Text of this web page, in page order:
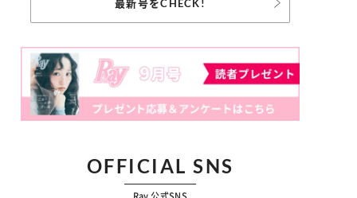
最新号をCHECK!
OFFICIAL SNS
Ray 公式SNS